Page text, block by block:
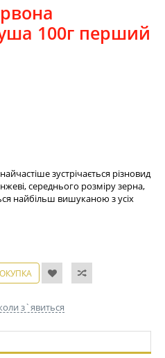
100г перший
зустрічається різновид
середнього розміру зерна,
найбільш вишуканою з усіх
з`явиться